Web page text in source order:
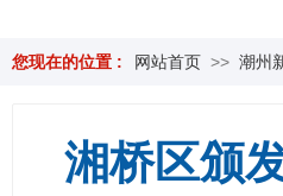
您现在的位置 : 网站首页 >> 潮州
湘桥区颁